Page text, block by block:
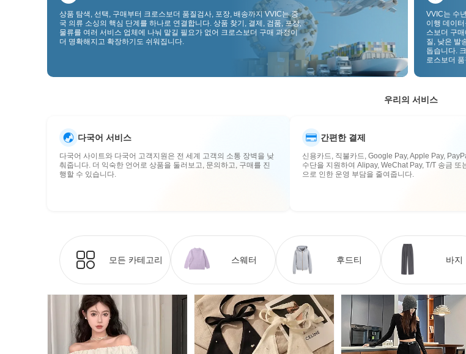
상품 탐색, 선택, 구매부터 크로스보더 품질검사, 포장, 배송까지 VVIC는 중
국 의류 소싱의 핵심 단계를 하나로 연결합니다. 상품 찾기, 결제, 검품, 포장,
물류를 여러 서비스 업체에 나눠 맡길 필요가 없어 크로스보더 구매 과정이
더 명확해지고 확장하기도 쉬워집니다.
VVIC는 수
이행 데이
스보더 구
질, 낮은 발
돕습니다.
로스보더
낮춥니다.
우리의 서비스
다국어 서비스
다국어 사이트와 다국어 고객지원은 전 세계 고객의 소통 장벽을 낮
춰줍니다. 더 익숙한 언어로 상품을 둘러보고, 문의하고, 구매를 진
행할 수 있습니다.
간편한 결제
신용카드, 직불카드, Google Pay, Apple Pay,
수단을 지원하여 Alipay, WeChat Pay, T/T 송금 또
으로 인한 운영 부담을 줄여줍니다.
모든 카테고리 스웨터 후드티 바지